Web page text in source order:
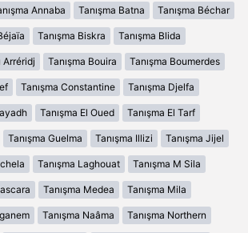
Annaba Tanışma Batna Tanışma Béchar
Tanışma Biskra Tanışma Blida
Arréridj Tanışma Bouira Tanışma Boumerdes
Tanışma Constantine Tanışma Djelfa
Tanışma El Oued Tanışma El Tarf
Tanışma Guelma Tanışma Illizi Tanışma Jijel
Tanışma Laghouat Tanışma M Sila
Tanışma Medea Tanışma Mila
Tanışma Naâma Tanışma Northern